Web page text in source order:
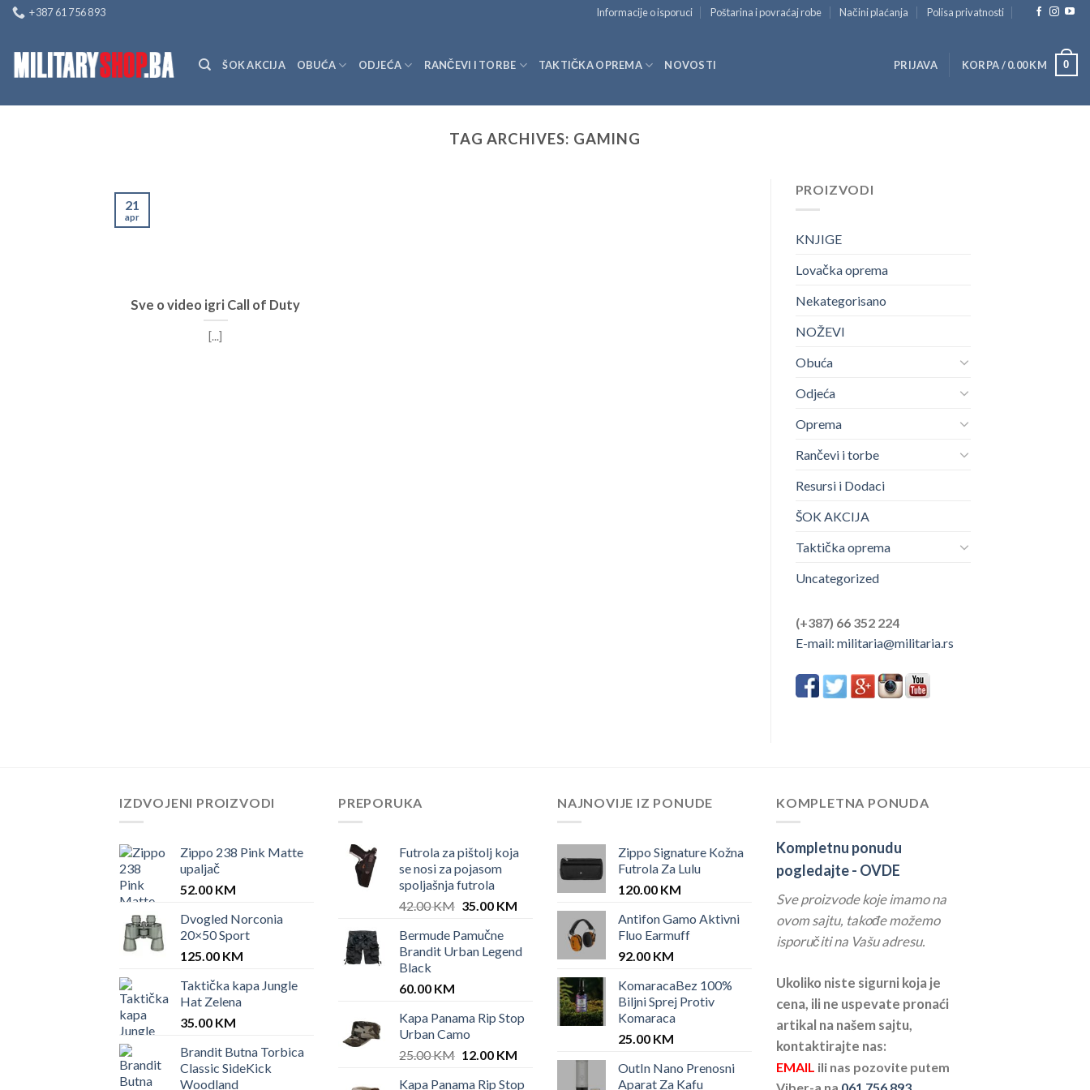
Skip
content
+387 61 756 893 Informacije o isporuci Poštarina i povraćaj robe Načini plaćanja Polisa privatnosti
ŠOK AKCIJA OBUĆA ODJEĆA RANČEVI I TORBE TAKTIČKA OPREMA NOVOSTI PRIJAVA KORPA /0.00KM 0
TAG ARCHIVES: GAMING
Sve o video igri Call of Duty
[...]
21
apr
PROIZVODI
KNJIGE
Lovačka oprema
Nekategorisano
NOŽEVI
Obuća
Odjeća
Oprema
Rančevi i torbe
Resursi i Dodaci
ŠOK AKCIJA
Taktička oprema
Uncategorized
(+387) 66 352 224
E-mail: militaria@militaria.rs
IZDVOJENI PROIZVODI
Zippo 238 Pink Matte
upaljač
52.00 KM
Dvogled Norconia
20×50 Sport
125.00 KM
Taktička kapa Jungle
Hat Zelena
35.00 KM
Brandit Butna Torbica
Classic SideKick
Woodland
PREPORUKA
Futrola za pištolj koja
se nosi za pojasom
spoljašnja futrola
42.00KM Original
was:
42.00 KM.
35.00 KMCurrent
35.00 KM.
Bermude Pamučne
Brandit Urban Legend
Black
60.00 KM
Kapa Panama Rip Stop
Urban Camo
25.00KM Original
12.00 KMCurrent
Kapa Panama Rip Stop
NAJNOVIJE IZ PONUDE
Zippo Signature Kožna
Futrola Za Lulu
120.00 KM
Antifon Gamo Aktivni
Fluo Earmuff
92.00 KM
KomaracaBez 100%
Biljni Sprej Protiv
Komaraca
25.00 KM
OutIn Nano Prenosni
Aparat Za Kafu
KOMPLETNA PONUDA
Kompletnu ponudu
pogledajte - OVDE
Sve proizvode koje imamo na
ovom sajtu, takođe možemo
isporučiti na Vašu adresu.
Ukoliko niste sigurni koja je
cena, ili ne uspevate pronaći
artikal na našem sajtu,
kontaktirajte nas:
EMAIL ili nas pozovite putem